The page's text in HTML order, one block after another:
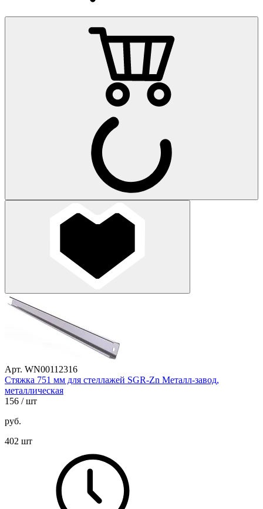
Арт. WN00112316
Стяжка 751 мм для стеллажей SGR-Zn Металл-завод,
металлическая
156 / шт
руб.
402 шт